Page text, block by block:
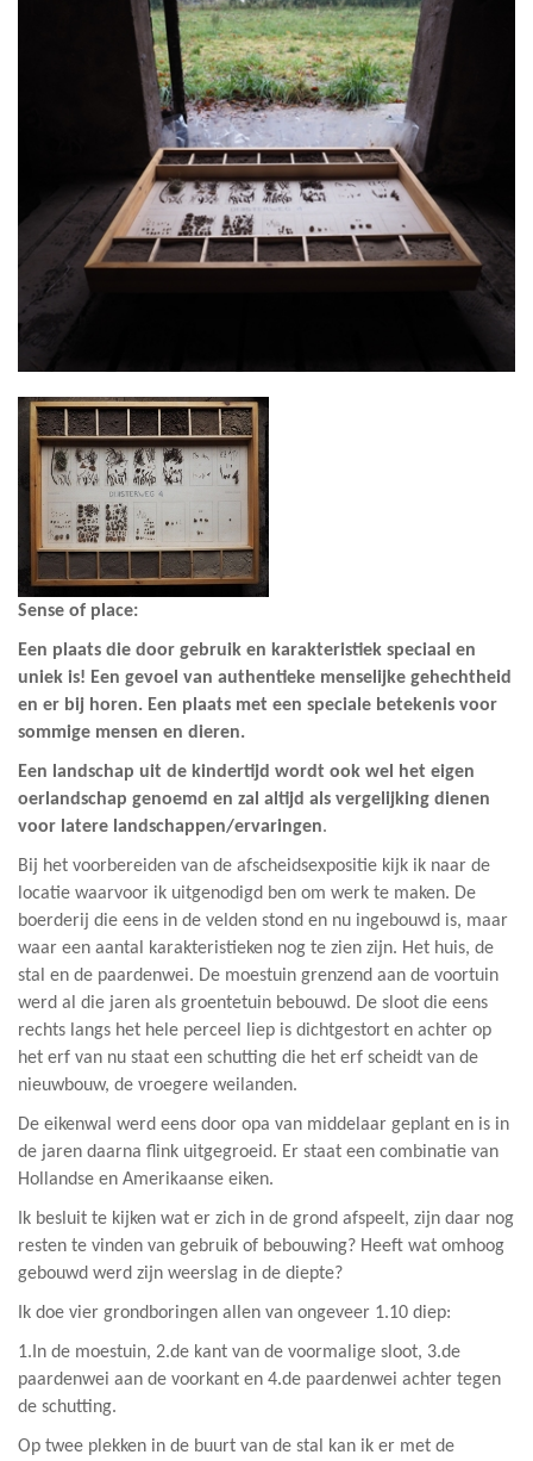
Sense of place:
Een plaats die door gebruik en karakteristiek speciaal en
uniek is! Een gevoel van authentieke menselijke gehechtheid
en er bij horen. Een plaats met een speciale betekenis voor
sommige mensen en dieren.
Een landschap uit de kindertijd wordt ook wel het eigen
oerlandschap genoemd en zal altijd als vergelijking dienen
voor latere landschappen/ervaringen.
Bij het voorbereiden van de afscheidsexpositie kijk ik naar de
locatie waarvoor ik uitgenodigd ben om werk te maken. De
boerderij die eens in de velden stond en nu ingebouwd is, maar
waar een aantal karakteristieken nog te zien zijn. Het huis, de
stal en de paardenwei. De moestuin grenzend aan de voortuin
werd al die jaren als groentetuin bebouwd. De sloot die eens
rechts langs het hele perceel liep is dichtgestort en achter op
het erf van nu staat een schutting die het erf scheidt van de
nieuwbouw, de vroegere weilanden.
De eikenwal werd eens door opa van middelaar geplant en is in
de jaren daarna flink uitgegroeid. Er staat een combinatie van
Hollandse en Amerikaanse eiken.
Ik besluit te kijken wat er zich in de grond afspeelt, zijn daar nog
resten te vinden van gebruik of bebouwing? Heeft wat omhoog
gebouwd werd zijn weerslag in de diepte?
Ik doe vier grondboringen allen van ongeveer 1.10 diep:
1.In de moestuin, 2.de kant van de voormalige sloot, 3.de
paardenwei aan de voorkant en 4.de paardenwei achter tegen
de schutting.
Op twee plekken in de buurt van de stal kan ik er met de